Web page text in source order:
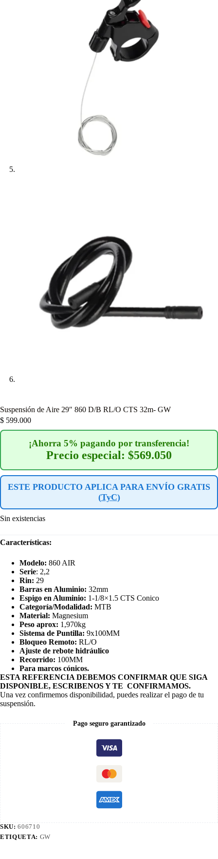
Suspensión de Aire 29″ 860 D/B RL/O CTS 32m- GW
$ 599.000
¡Ahorra 5% pagando por transferencia!
Precio especial: $569.050
ESTE PRODUCTO APLICA PARA ENVÍO GRATIS
(TyC)
Sin existencias
Características:
Modelo: 860 AIR
Serie: 2,2
Rin: 29
Barras en Aluminio: 32mm
Espigo en Aluminio: 1-1/8×1.5 CTS Conico
Categoría/Modalidad: MTB
Material: Magnesium
Peso aprox: 1,970kg
Sistema de Puntilla: 9x100MM
Bloqueo Remoto: RL/O
Ajuste de rebote hidráulico
Recorrido: 100MM
Para marcos cónicos.
ESTA REFERENCIA DEBEMOS CONFIRMAR QUE SIGA
DISPONIBLE, ESCRIBENOS Y TE CONFIRMAMOS.
Una vez confirmemos disponibilidad, puedes realizar el pago de tu
suspensión.
Pago seguro garantizado
SKU:606710
ETIQUETA: GW